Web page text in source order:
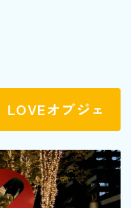
オブジェ